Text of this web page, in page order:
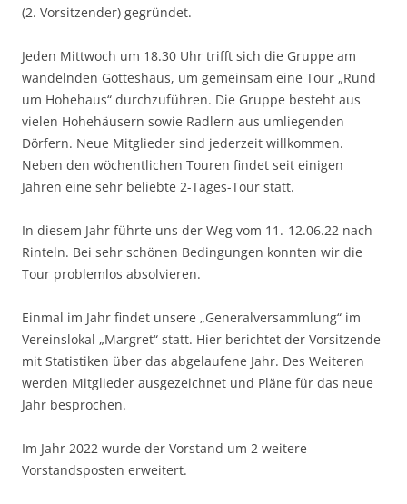
(2. Vorsitzender) gegründet.
Jeden Mittwoch um 18.30 Uhr trifft sich die Gruppe am
wandelnden Gotteshaus, um gemeinsam eine Tour „Rund
um Hohehaus“ durchzuführen. Die Gruppe besteht aus
vielen Hohehäusern sowie Radlern aus umliegenden
Dörfern. Neue Mitglieder sind jederzeit willkommen.
Neben den wöchentlichen Touren findet seit einigen
Jahren eine sehr beliebte 2-Tages-Tour statt.
In diesem Jahr führte uns der Weg vom 11.-12.06.22 nach
Rinteln. Bei sehr schönen Bedingungen konnten wir die
Tour problemlos absolvieren.
Einmal im Jahr findet unsere „Generalversammlung“ im
Vereinslokal „Margret“ statt. Hier berichtet der Vorsitzende
mit Statistiken über das abgelaufene Jahr. Des Weiteren
werden Mitglieder ausgezeichnet und Pläne für das neue
Jahr besprochen.
Im Jahr 2022 wurde der Vorstand um 2 weitere
Vorstandsposten erweitert.